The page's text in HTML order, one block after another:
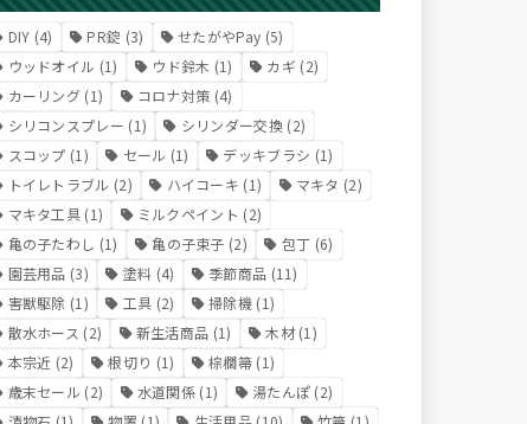
DIY (4) PR錠 (3) せたがやPay (5)
ウッドオイル (1) ウド鈴木 (1) カギ (2)
カーリング (1) コロナ対策 (4)
シリコンスプレー (1) シリンダー交換(2)
スコップ (1) セール (1) デッキブラシ (1)
トイレトラブル (2) ハイコーキ (1) マキタ (2)
マキタ工具 (1) ミルクペイント (2)
亀の子たわし (1) 亀の子束子 (2) 包丁 (6)
園芸用品 (3) 塗料 (4) 季節商品 (11)
害獣駆除 (1) 工具 (2) 掃除機 (1)
散水ホース (2) 新生活商品 (1) 木材(1)
本宗近 (2) 根切り (1) 棕櫚箒 (1)
歳末セール (2) 水道関係 (1) 湯たんぽ (2)